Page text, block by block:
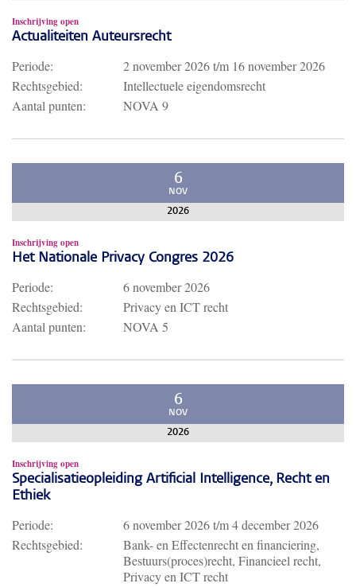
Inschrijving open
Actualiteiten Auteursrecht
Periode: 2 november 2026t/m 16 november 2026
Rechtsgebied:
Intellectuele eigendomsrecht
Aantal punten:
NOVA 9
6
NOV
2026
Inschrijving open
Het Nationale Privacy Congres 2026
Periode:
6 november 2026
Rechtsgebied:
Privacy en ICT recht
Aantal punten:
NOVA 5
6
NOV
2026
Inschrijving open
Specialisatieopleiding Artificial Intelligence, Recht en
Ethiek
Periode: 6 november 2026t/m4 december 2026
Rechtsgebied:
Bank- en Effectenrecht en financiering,
Bestuurs(proces)recht, Financieel recht,
Privacy en ICT recht